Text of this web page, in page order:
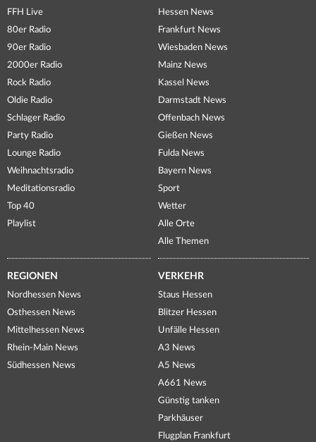
FFH Live
80er Radio
90er Radio
2000er Radio
Rock Radio
Oldie Radio
Schlager Radio
Party Radio
Lounge Radio
Weihnachtsradio
Meditationsradio
Top 40
Playlist
Hessen News
Frankfurt News
Wiesbaden News
Mainz News
Kassel News
Darmstadt News
Offenbach News
Gießen News
Fulda News
Bayern News
Sport
Wetter
Alle Orte
Alle Themen
REGIONEN
Nordhessen News
Osthessen News
Mittelhessen News
Rhein-Main News
Südhessen News
VERKEHR
Staus Hessen
Blitzer Hessen
Unfälle Hessen
A3 News
A5 News
A661 News
Günstig tanken
Parkhäuser
Flugplan Frankfurt